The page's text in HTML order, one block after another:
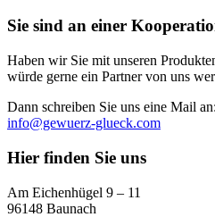
Sie sind an einer
Haben wir Sie mit unseren
würde gerne ein Partner von uns
Dann schreiben Sie uns eine Mail an:
info@gewuerz-glueck.com
Hier finden Sie uns
Am Eichenhügel 9 – 11
96148 Baunach